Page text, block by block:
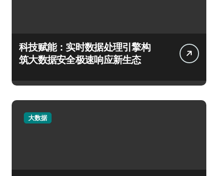
科技赋能：实时数据处理引擎构
筑大数据安全极速响应新生态
大数据